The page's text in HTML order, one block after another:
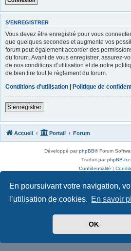
En poursuivant votre navigation,
l’utilisation de cookies. En savoir
OK
S’ENREGISTRER
Vous devez être enregistré pour vous
que quelques secondes et augmente vos
forum peut également accorder des
du forum. Avant de vous enregistrer, assurez-
de nos conditions d’utilisation et de notre
de bien lire tout le règlement du forum.
Conditions d’utilisation | Politique de
S’enregistrer
Accueil Portail Forum
Développé parphpBB® Forum
Traduit parphpBB-
Confidentialité |